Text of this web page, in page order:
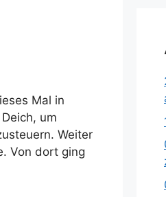
Mal in
um
Weiter
Von dort ging